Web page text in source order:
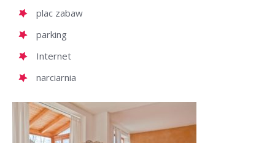
plac zabaw
parking
Internet
narciarnia